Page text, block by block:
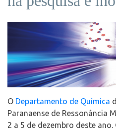
O Departamento de Química
Paranaense de Ressonância
2 a 5 de dezembro deste ano.